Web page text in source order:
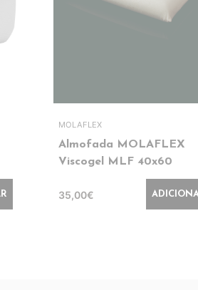
MOLAFLEX
Almofada MOLAFLEX
Viscogel MLF 40x60
35,00€